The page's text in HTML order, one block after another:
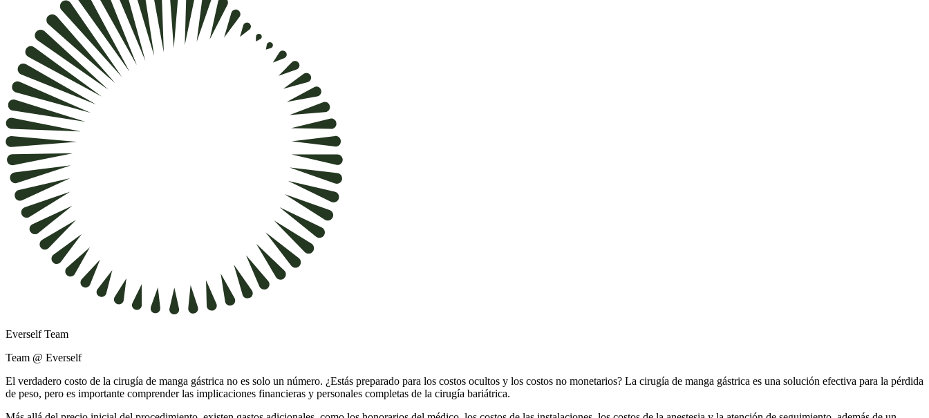
Everself Team
Team @ Everself
El verdadero costo de la cirugía de manga gástrica no es solo un número. ¿Estás preparado para los costos ocultos y los costos no monetarios? La cirugía de manga gástrica es una solución efectiva para la pérdida
de peso, pero es importante comprender las implicaciones financieras y personales completas de la cirugía bariátrica.